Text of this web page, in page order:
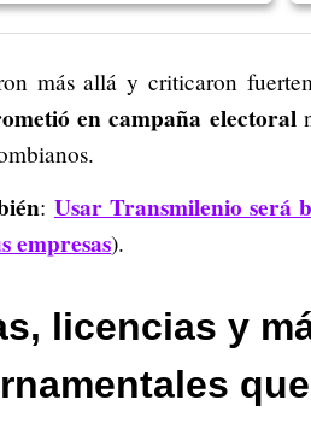
más allá y criticaron
en campaña electoral
: Usar Transmilenio será
empresas).
licencias y
que